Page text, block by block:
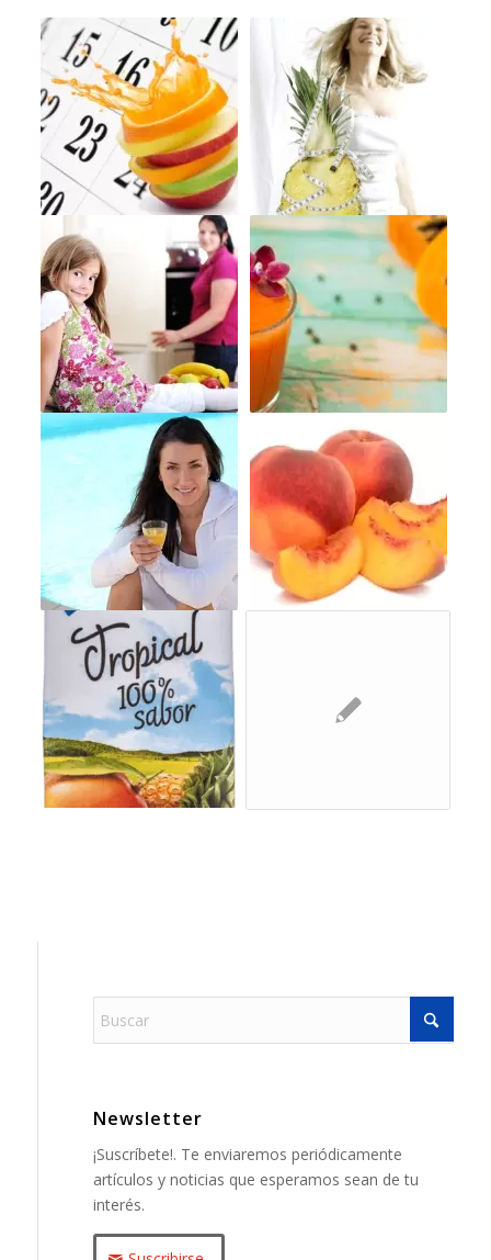
Newsletter
¡Suscríbete!. Te enviaremos periódicamente
artículos y noticias que esperamos sean de tu
interés.